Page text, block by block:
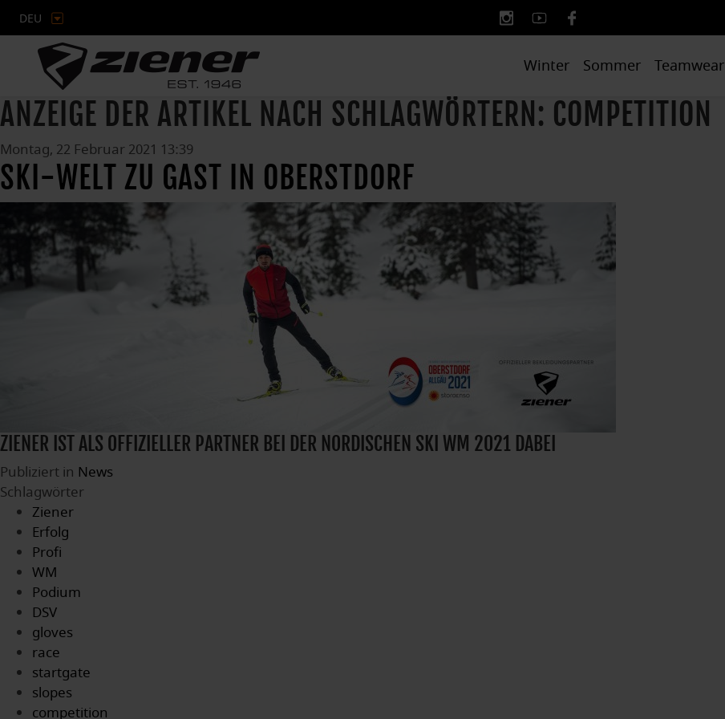
DEU
Winter Sommer Teamwear
ANZEIGE DER ARTIKEL NACH SCHLAGWÖRTERN: COMPETITION
Montag, 22 Februar 2021 13:39
SKI-WELT ZU GAST IN OBERSTDORF
ZIENER IST ALS OFFIZIELLER PARTNER BEI DER NORDISCHEN SKI WM 2021 DABEI
Publiziert in News
Schlagwörter
Ziener
Erfolg
Profi
WM
Podium
DSV
gloves
race
startgate
slopes
competition